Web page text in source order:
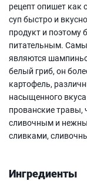
рецепт опишет как
суп быстро и
продукт и поэтому
питательным.
являются
белый гриб, он
картофель,
насыщенного
прованские травы,
сливочным и
сливками,
Ингредиенты